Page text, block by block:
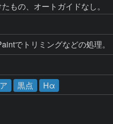
もの、オートガイドなし。
でトリミングなどの処理。
黒点 Hα